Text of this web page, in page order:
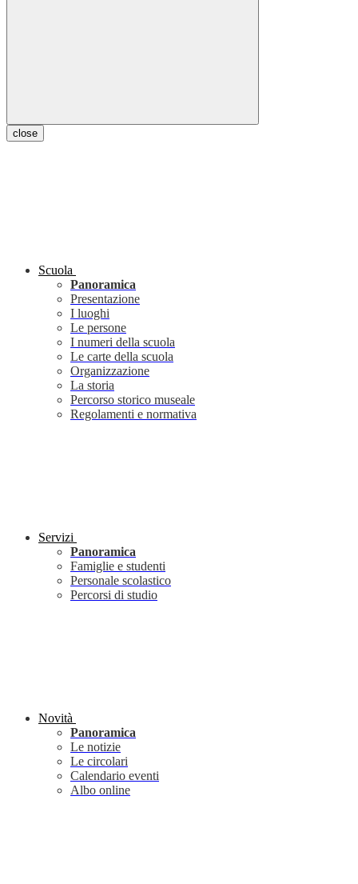
close
Scuola
Panoramica
Presentazione
I luoghi
Le persone
I numeri della scuola
Le carte della scuola
Organizzazione
La storia
Percorso storico museale
Regolamenti e normativa
Servizi
Panoramica
Famiglie e studenti
Personale scolastico
Percorsi di studio
Novità
Panoramica
Le notizie
Le circolari
Calendario eventi
Albo online